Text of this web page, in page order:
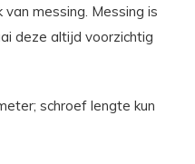
messing. Messing is
deze altijd voorzichtig
schroef lengte kun